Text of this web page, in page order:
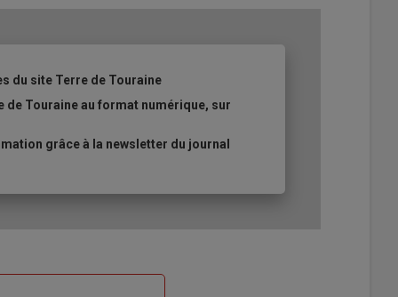
du site Terre de Touraine
de Touraine au format numérique, sur
grâce à la newsletter du journal